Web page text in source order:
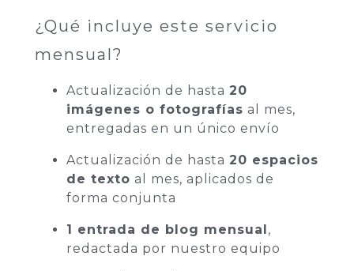
¿Qué incluye este servicio
mensual?
Actualización de hasta 20
imágenes o fotografías al mes,
entregadas en un único envío
Actualización de hasta 20 espacios
de texto al mes, aplicados de
forma conjunta
1 entrada de blog mensual,
redactada por nuestro equipo